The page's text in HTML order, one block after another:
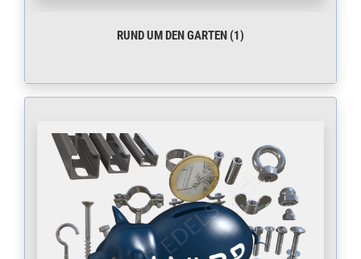
RUND UM DEN GARTEN (1)